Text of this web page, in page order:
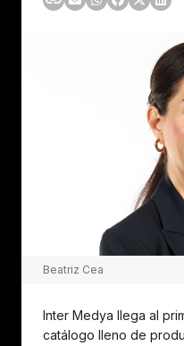
Beatriz Cea
Inter Medya llega al
catálogo lleno de